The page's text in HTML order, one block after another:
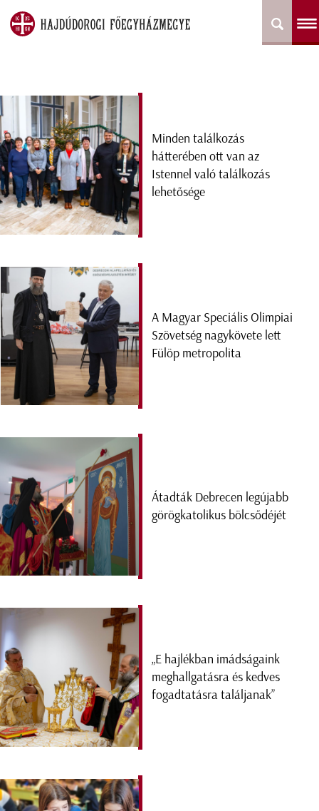
Minden találkozás
hátterében ott van az
Istennel való találkozás
lehetősége
A Magyar Speciális Olimpiai
Szövetség nagykövete lett
Fülöp metropolita
Átadták Debrecen legújabb
görögkatolikus bölcsődéjét
„E hajlékban imádságaink
meghallgatásra és kedves
fogadtatásra találjanak”